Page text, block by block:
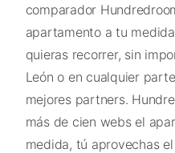
comparador
apartamento a tu
quieras recorrer, sin
León o en cualquier
mejores partners.
más de cien webs el
medida, tú aprovechas